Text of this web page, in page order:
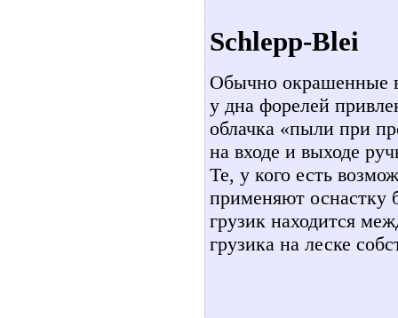
Schlepp-Blei
Обычно окрашенные
у дна форелей
облачка «пыли при
на входе и выходе
Те, у кого есть
применяют оснастку
грузик находится
грузика на леске